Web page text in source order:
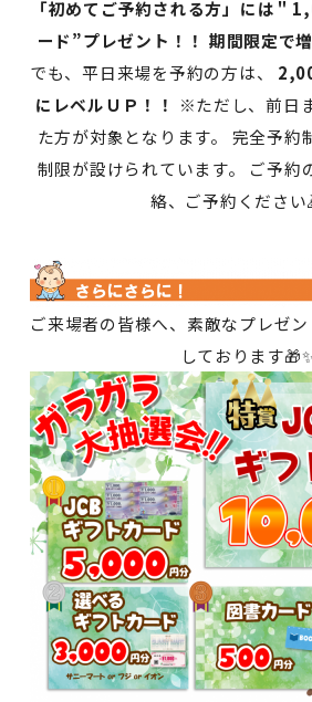
「初めてご予約される方」には＂
ード”プレゼント！！ 期間限定で
でも、平日来場を予約の方は、
にレベルＵＰ！！
※ただし、前日
た方が対象となります。 完全予約
制限が設けられています。 ご予約
絡、ご予約ください
ご来場者の皆様へ、素敵なプレゼ
しております